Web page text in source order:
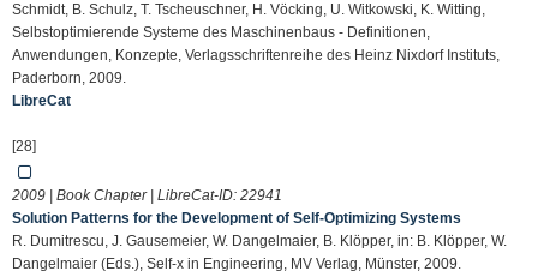
Schmidt, B. Schulz, T. Tscheuschner, H. Vöcking, U. Witkowski, K. Witting,
Selbstoptimierende Systeme des Maschinenbaus - Definitionen,
Anwendungen, Konzepte, Verlagsschriftenreihe des Heinz Nixdorf Instituts,
Paderborn, 2009.
LibreCat
[28]
2009 | Book Chapter | LibreCat-ID: 22941
Solution Patterns for the Development of Self-Optimizing Systems
R. Dumitrescu, J. Gausemeier, W. Dangelmaier, B. Klöpper, in: B. Klöpper, W.
Dangelmaier (Eds.), Self-x in Engineering, MV Verlag, Münster, 2009.